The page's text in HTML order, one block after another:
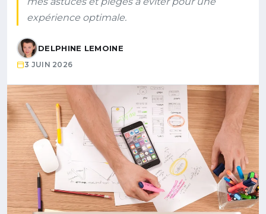
expérience optimale.
DELPHINE LEMOINE
3 JUIN 2026